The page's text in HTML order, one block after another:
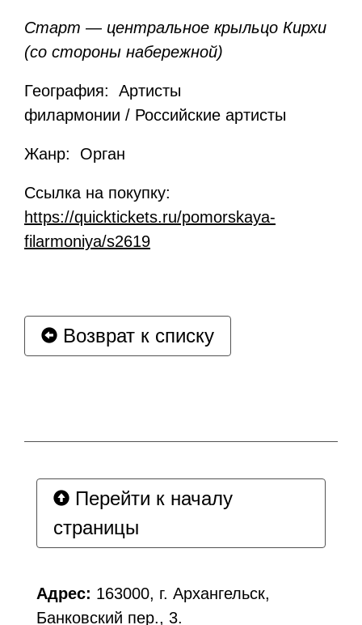
Старт — центральное крыльцо Кирхи
(со стороны набережной)
География: Артисты
филармонии / Российские артисты
Жанр: Орган
Ссылка на покупку:
https://quicktickets.ru/pomorskaya-
filarmoniya/s2619
Возврат к списку
Перейти к началу
страницы
Адрес: 163000, г. Архангельск,
Банковский пер., 3.